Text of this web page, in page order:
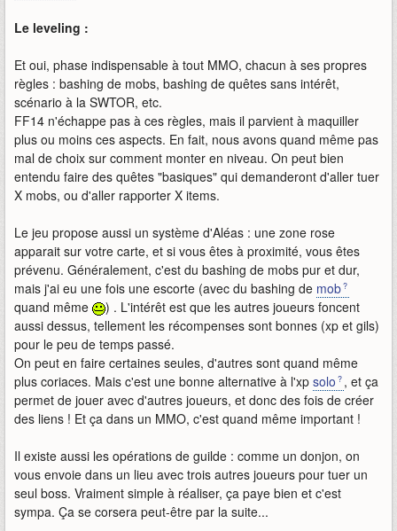
Le leveling :
Et oui, phase indispensable à tout MMO, chacun à ses propres
règles : bashing de mobs, bashing de quêtes sans intérêt,
scénario à la SWTOR, etc.
FF14 n'échappe pas à ces règles, mais il parvient à maquiller
plus ou moins ces aspects. En fait, nous avons quand même pas
mal de choix sur comment monter en niveau. On peut bien
entendu faire des quêtes "basiques" qui demanderont d'aller tuer
X mobs, ou d'aller rapporter X items.
Le jeu propose aussi un système d'Aléas : une zone rose
apparait sur votre carte, et si vous êtes à proximité, vous êtes
prévenu. Généralement, c'est du bashing de mobs pur et dur,
mais j'ai eu une fois une escorte (avec du bashing de mob
quand même
) . L'intérêt est que les autres joueurs foncent
aussi dessus, tellement les récompenses sont bonnes (xp et gils)
pour le peu de temps passé.
On peut en faire certaines seules, d'autres sont quand même
plus coriaces. Mais c'est une bonne alternative à l'xp solo , et ça
permet de jouer avec d'autres joueurs, et donc des fois de créer
des liens ! Et ça dans un MMO, c'est quand même important !
Il existe aussi les opérations de guilde : comme un donjon, on
vous envoie dans un lieu avec trois autres joueurs pour tuer un
seul boss. Vraiment simple à réaliser, ça paye bien et c'est
sympa. Ça se corsera peut-être par la suite...